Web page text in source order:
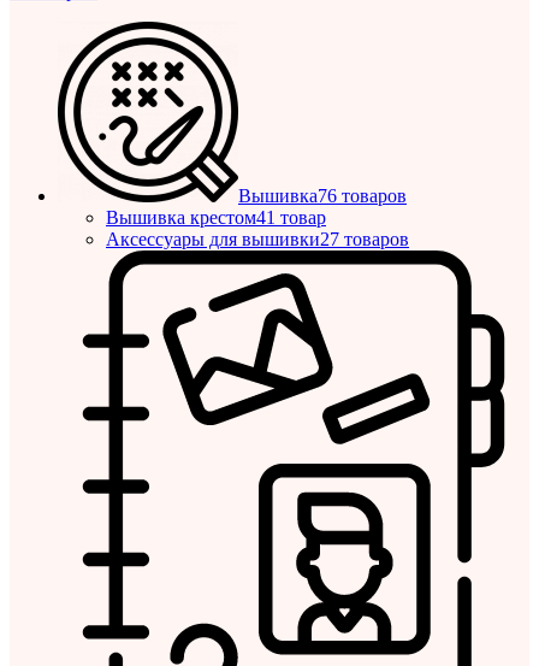
Вышивка76 товаров
Вышивка крестом41 товар
Аксессуары для вышивки27 товаров